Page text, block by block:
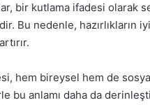
bir kutlama ifadesi olarak
Bu nedenle, hazırlıkların
hem bireysel hem de
bu anlamı daha da